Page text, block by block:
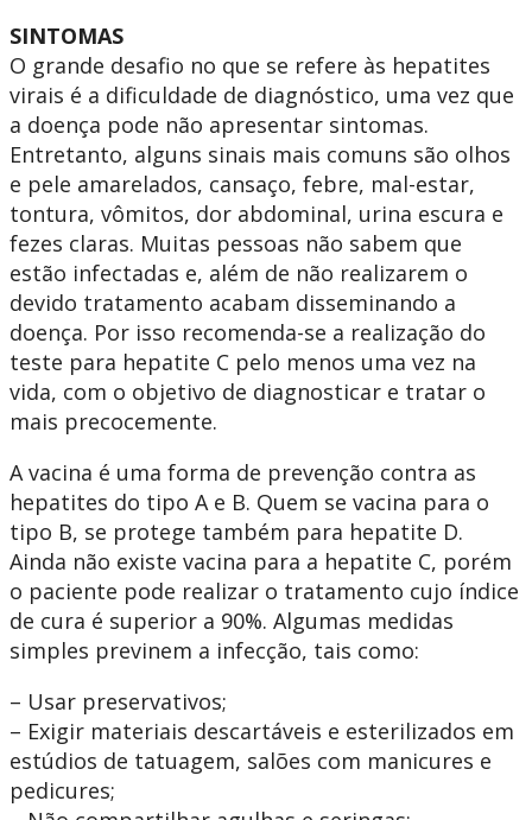
SINTOMAS
O grande desafio no que se refere às hepatites
virais é a dificuldade de diagnóstico, uma vez que
a doença pode não apresentar sintomas.
Entretanto, alguns sinais mais comuns são olhos
e pele amarelados, cansaço, febre, mal-estar,
tontura, vômitos, dor abdominal, urina escura e
fezes claras. Muitas pessoas não sabem que
estão infectadas e, além de não realizarem o
devido tratamento acabam disseminando a
doença. Por isso recomenda-se a realização do
teste para hepatite C pelo menos uma vez na
vida, com o objetivo de diagnosticar e tratar o
mais precocemente.
A vacina é uma forma de prevenção contra as
hepatites do tipo A e B. Quem se vacina para o
tipo B, se protege também para hepatite D.
Ainda não existe vacina para a hepatite C, porém
o paciente pode realizar o tratamento cujo índice
de cura é superior a 90%. Algumas medidas
simples previnem a infecção, tais como:
– Usar preservativos;
– Exigir materiais descartáveis e esterilizados em
estúdios de tatuagem, salões com manicures e
pedicures;